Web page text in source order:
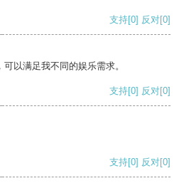
支持[0] 反对[0]
以满足我不同的娱乐需求。
支持[0] 反对[0]
支持[0] 反对[0]